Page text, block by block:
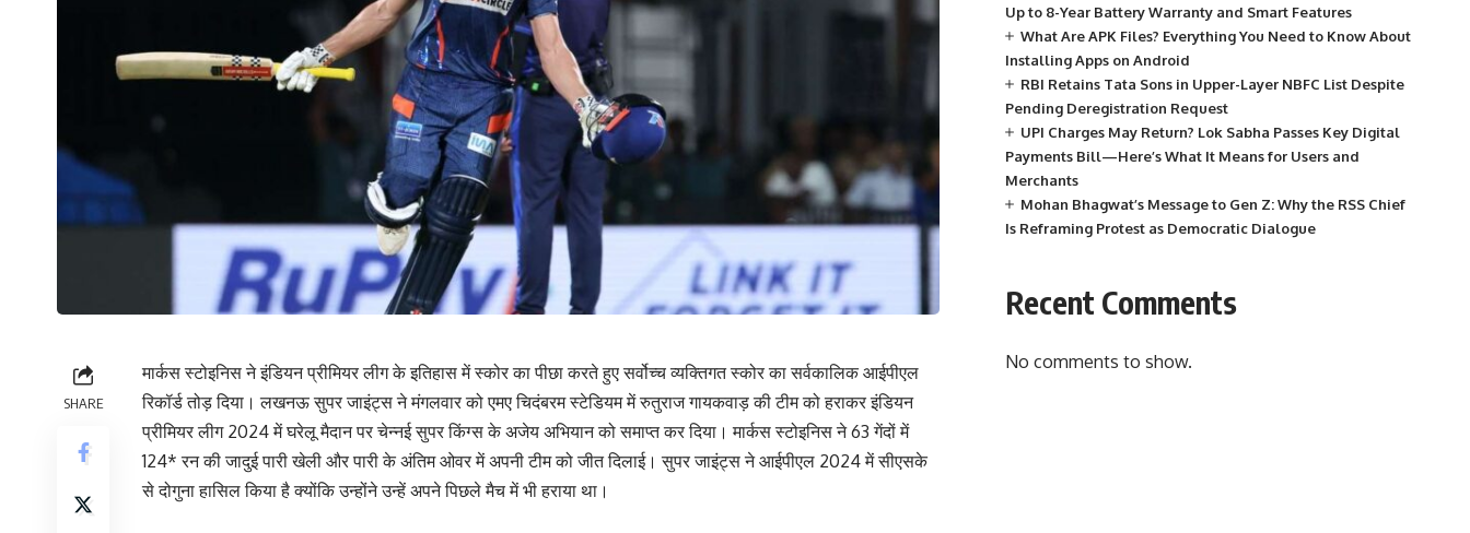
SHARE
मार्कस स्टोइनिस ने इंडियन प्रीमियर लीग के इतिहास में स्कोर का पीछा करते हुए सर्वोच्च व्यक्तिगत स्कोर का सर्वकालिक आईपीएल
रिकॉर्ड तोड़ दिया। लखनऊ सुपर जाइंट्स ने मंगलवार को एमए चिदंबरम स्टेडियम में रुतुराज गायकवाड़ की टीम को हराकर इंडियन
प्रीमियर लीग 2024 में घरेलू मैदान पर चेन्नई सुपर किंग्स के अजेय अभियान को समाप्त कर दिया। मार्कस स्टोइनिस ने 63 गेंदों में
124* रन की जादुई पारी खेली और पारी के अंतिम ओवर में अपनी टीम को जीत दिलाई। सुपर जाइंट्स ने आईपीएल 2024 में सीएसके
से दोगुना हासिल किया है क्योंकि उन्होंने उन्हें अपने पिछले मैच में भी हराया था।
Up to 8-Year Battery Warranty and Smart Features
What Are APK Files? Everything You Need to Know About
Installing Apps on Android
RBI Retains Tata Sons in Upper-Layer NBFC List Despite
Pending Deregistration Request
UPI Charges May Return? Lok Sabha Passes Key Digital
Payments Bill—Here’s What It Means for Users and
Merchants
Mohan Bhagwat’s Message to Gen Z: Why the RSS Chief
Is Reframing Protest as Democratic Dialogue
Recent Comments
No comments to show.